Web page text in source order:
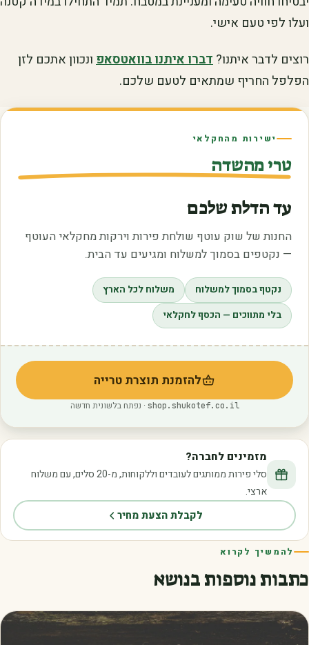
ועלו לפי טעם אישי.
רוצים לדבר איתנו?דברו איתנו בוואטסאפונכוון אתכם לזן
הפלפל החריף שמתאים לטעם שלכם.
ישירות מהחקלאי
טרי מהשדה
עד הדלת שלכם
החנות של שוק עוטף שולחת פירות וירקות מחקלאי העוטף
— נקטפים בסמוך למשלוח ומגיעים עד הבית.
נקטף בסמוך למשלוח
משלוח לכל הארץ
בלי מתווכים — הכסף לחקלאי
להזמנת תוצרת טרייה
(נפתח בלשונית חדשה)
shop.shukotef.co.il · נפתח בלשונית חדשה
מזמינים לחברה?
סלי פירות ממותגים לעובדים וללקוחות, מ-20 סלים, עם משלוח
ארצי.
לקבלת הצעת מחיר
להמשיך לקרוא
כתבות נוספות בנושא